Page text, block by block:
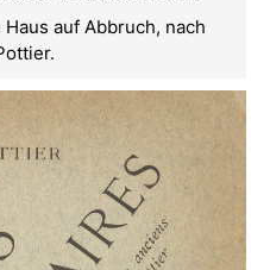
auf Abbruch, nach